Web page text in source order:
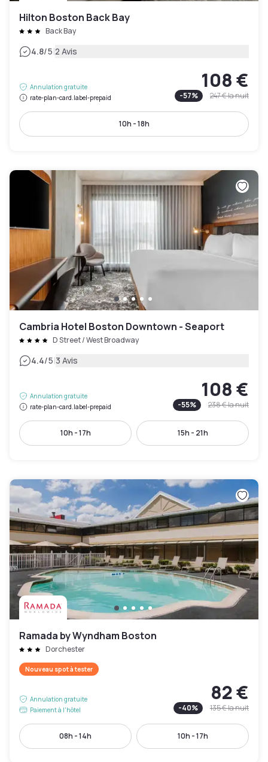
Hilton Boston Back Bay
Back Bay
4.8/5|2 Avis
Annulation gratuite
rate-plan-card.label-prepaid
108 €
-57% 247 €la nuit
10h - 18h
Cambria Hotel Boston Downtown - Seaport
D Street / West Broadway
4.4/5|3 Avis
Annulation gratuite
rate-plan-card.label-prepaid
108 €
-55% 238 €la nuit
10h - 17h 15h - 21h
Ramada by Wyndham Boston
Dorchester
Nouveau spot à tester
Annulation gratuite
Paiement à l'hôtel
82 €
-40% 135 €la nuit
08h - 14h 10h - 17h